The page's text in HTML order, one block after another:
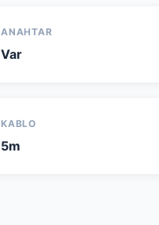
ANAHTAR
Var
KABLO
5m